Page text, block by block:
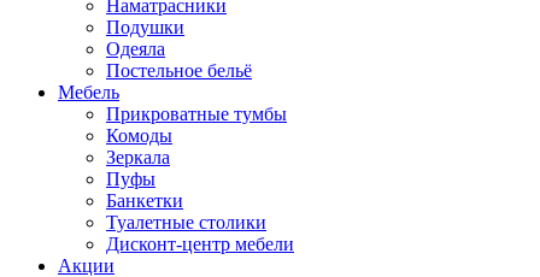
Наматрасники
Подушки
Одеяла
Постельное бельё
Мебель
Прикроватные тумбы
Комоды
Зеркала
Пуфы
Банкетки
Туалетные столики
Дисконт-центр мебели
Акции